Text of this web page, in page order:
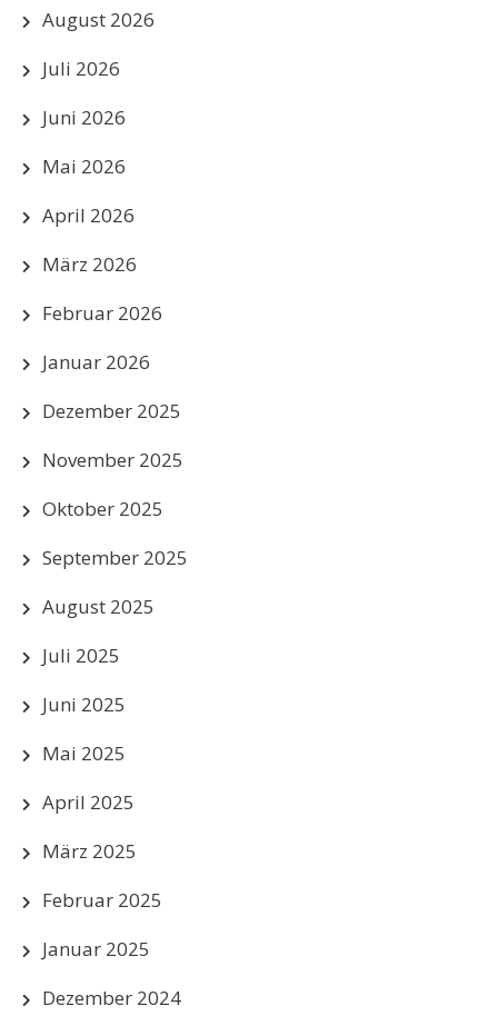
August 2026
Juli 2026
Juni 2026
Mai 2026
April 2026
März 2026
Februar 2026
Januar 2026
Dezember 2025
November 2025
Oktober 2025
September 2025
August 2025
Juli 2025
Juni 2025
Mai 2025
April 2025
März 2025
Februar 2025
Januar 2025
Dezember 2024